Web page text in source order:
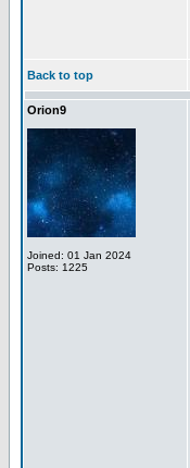
Back to top
Orion9
Joined: 01 Jan 2024
Posts: 1225